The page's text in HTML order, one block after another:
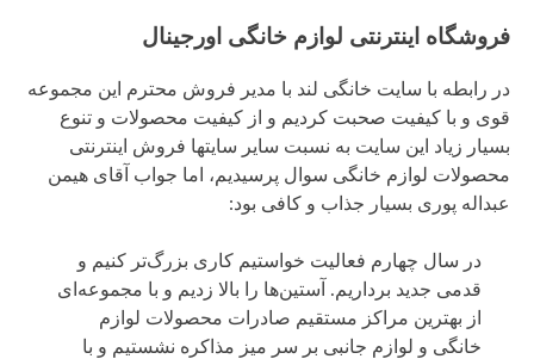
فروشگاه اینترنتی لوازم خانگی اورجینال
در رابطه با سایت خانگی لند با مدیر فروش محترم این مجموعه
قوی و با کیفیت صحبت کردیم و از کیفیت محصولات و تنوع
بسیار زیاد این سایت به نسبت سایر سایتها فروش اینترنتی
محصولات لوازم خانگی سوال پرسیدیم، اما جواب آقای هیمن
عبداله پوری بسیار جذاب و کافی بود:
در سال چهارم فعالیت خواستیم کاری بزرگ‌تر کنیم و
قدمی جدید برداریم. آستین‌ها را بالا زدیم و با مجموعه‌ای
از بهترین مراکز مستقیم صادرات محصولات لوازم
خانگی و لوازم جانبی بر سر میز مذاکره نشستیم و با